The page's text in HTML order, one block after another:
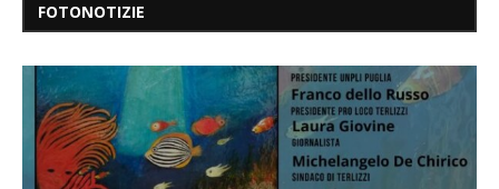
FOTONOTIZIE